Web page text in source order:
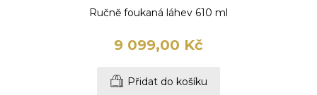
Ručně foukaná láhev 610 ml
9 099,00 Kč
Přidat do košíku